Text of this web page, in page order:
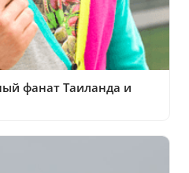
фанат Таиланда и